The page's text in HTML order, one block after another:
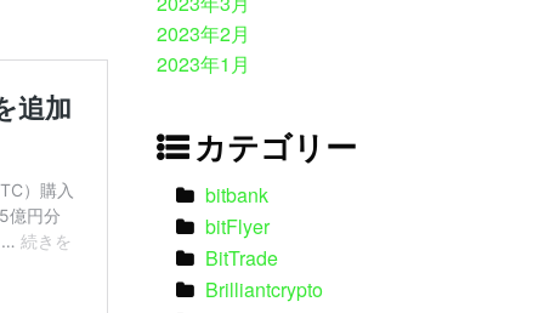
2023年2月
2023年1月
カテゴリー
bitbank
bitFlyer
BitTrade
Brilliantcrypto